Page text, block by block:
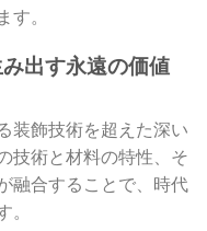
。
出す永遠の価値
装飾技術を超えた深い
技術と材料の特性、そ
融合することで、時代